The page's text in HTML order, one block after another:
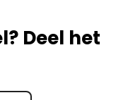
Deel het